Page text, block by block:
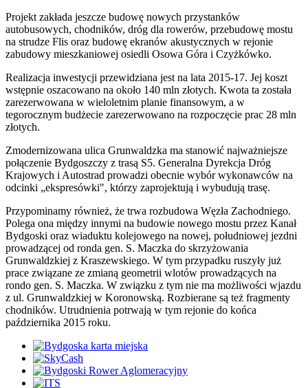
Projekt zakłada jeszcze budowę nowych przystanków
autobusowych, chodników, dróg dla rowerów, przebudowę mostu
na strudze Flis oraz budowę ekranów akustycznych w rejonie
zabudowy mieszkaniowej osiedli Osowa Góra i Czyżkówko.
Realizacja inwestycji przewidziana jest na lata 2015-17. Jej koszt
wstępnie oszacowano na około 140 mln złotych. Kwota ta została
zarezerwowana w wieloletnim planie finansowym, a w
tegorocznym budżecie zarezerwowano na rozpoczęcie prac 28 mln
złotych.
Zmodernizowana ulica Grunwaldzka ma stanowić najważniejsze
połączenie Bydgoszczy z trasą S5. Generalna Dyrekcja Dróg
Krajowych i Autostrad prowadzi obecnie wybór wykonawców na
odcinki „ekspresówki", którzy zaprojektują i wybudują trasę.
Przypominamy również, że trwa rozbudowa Węzła Zachodniego.
Polega ona między innymi na budowie nowego mostu przez Kanał
Bydgoski oraz wiaduktu kolejowego na nowej, południowej jezdni
prowadzącej od ronda gen. S. Maczka do skrzyżowania
Grunwaldzkiej z Kraszewskiego. W tym przypadku ruszyły już
prace związane ze zmianą geometrii wlotów prowadzących na
rondo gen. S. Maczka. W związku z tym nie ma możliwości wjazdu
z ul. Grunwaldzkiej w Koronowską. Rozbierane są też fragmenty
chodników. Utrudnienia potrwają w tym rejonie do końca
października 2015 roku.